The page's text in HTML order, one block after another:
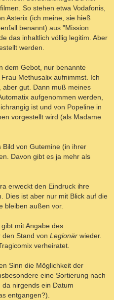
filmen. So stehen etwa Vodafonis,
Asterix (ich meine, sie hieß
benannt) aus "Mission
das inhaltlich völlig legitim. Aber
werden.
dem Gebot, nur benannte
Methusalix aufnimmst. Ich
aber gut. Dann muß meines
aufgenommen werden,
ist und von Popeline in
vorgestellt wird (als Madame
Bild von Gutemine (in ihrer
Davon gibt es ja mehr als
erweckt den Eindruck ihre
Dies ist aber nur mit Blick auf die
bleiben außen vor.
mit Angabe des
Stand von Legionär wieder.
verheiratet.
Sinn die Möglichkeit der
eine Sortierung nach
nirgends ein Datum
entgangen?).